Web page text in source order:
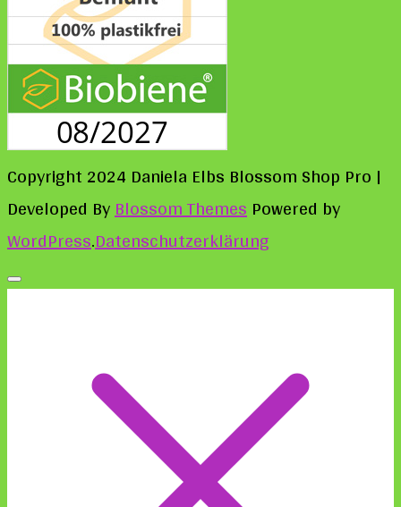
Copyright 2024 Daniela Elbs Blossom Shop Pro |
Developed ByBlossom ThemesPowered by
WordPress.Datenschutzerklärung